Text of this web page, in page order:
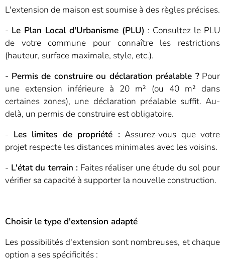
L'extension de maison est soumise à des règles précises.
- Le Plan Local d'Urbanisme (PLU) : Consultez le PLU
de votre commune pour connaître les restrictions
(hauteur, surface maximale, style, etc.).
- Permis de construire ou déclaration préalable ?Pour
une extension inférieure à 20 m² (ou 40 m² dans
certaines zones), une déclaration préalable suffit. Au-
delà, un permis de construire est obligatoire.
- Les limites de propriété : Assurez-vous que votre
projet respecte les distances minimales avec les voisins.
- L'état du terrain : Faites réaliser une étude du sol pour
vérifier sa capacité à supporter la nouvelle construction.
Choisir le type d'extension adapté
Les possibilités d'extension sont nombreuses, et chaque
option a ses spécificités :